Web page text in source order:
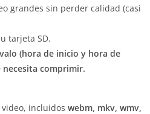
grandes sin perder calidad (casi
tarjeta SD.
(hora de inicio y hora de
comprimir.
incluidos webm, mkv, wmv,